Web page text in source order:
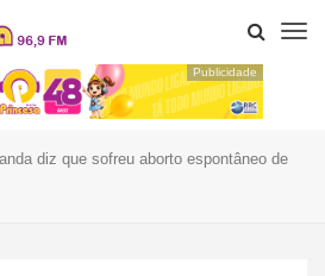
Publicidade
diz que sofreu aborto espontâneo de